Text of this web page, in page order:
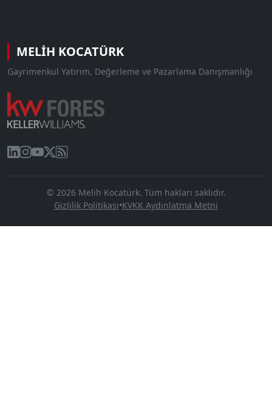
MELIH KOCATÜRK
Gayrimenkul Yatırım, Değerleme ve Pazarlama Danışmanlığı
© 2026 Melih Kocatürk. Tüm hakları saklıdır.
Gizlilik Politikası•KVKK Aydınlatma Metni